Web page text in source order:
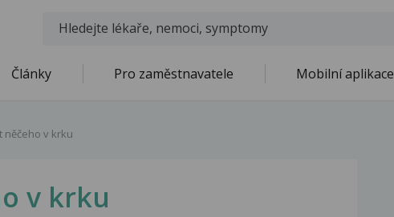
Články Pro zaměstnavatele Mobilní aplikace
něčeho v krku
v krku